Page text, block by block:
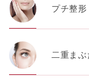
プチ整形
二重まぶ